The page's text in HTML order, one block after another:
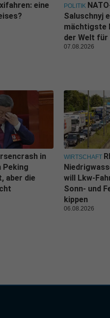
eine
POLITIK
Saluschnyj
mächtigste
der Welt
07.08.2026
in
Peking
aber die
WIRTSCHAFT
will Lkw-
Sonn- und
kippen
06.08.2026